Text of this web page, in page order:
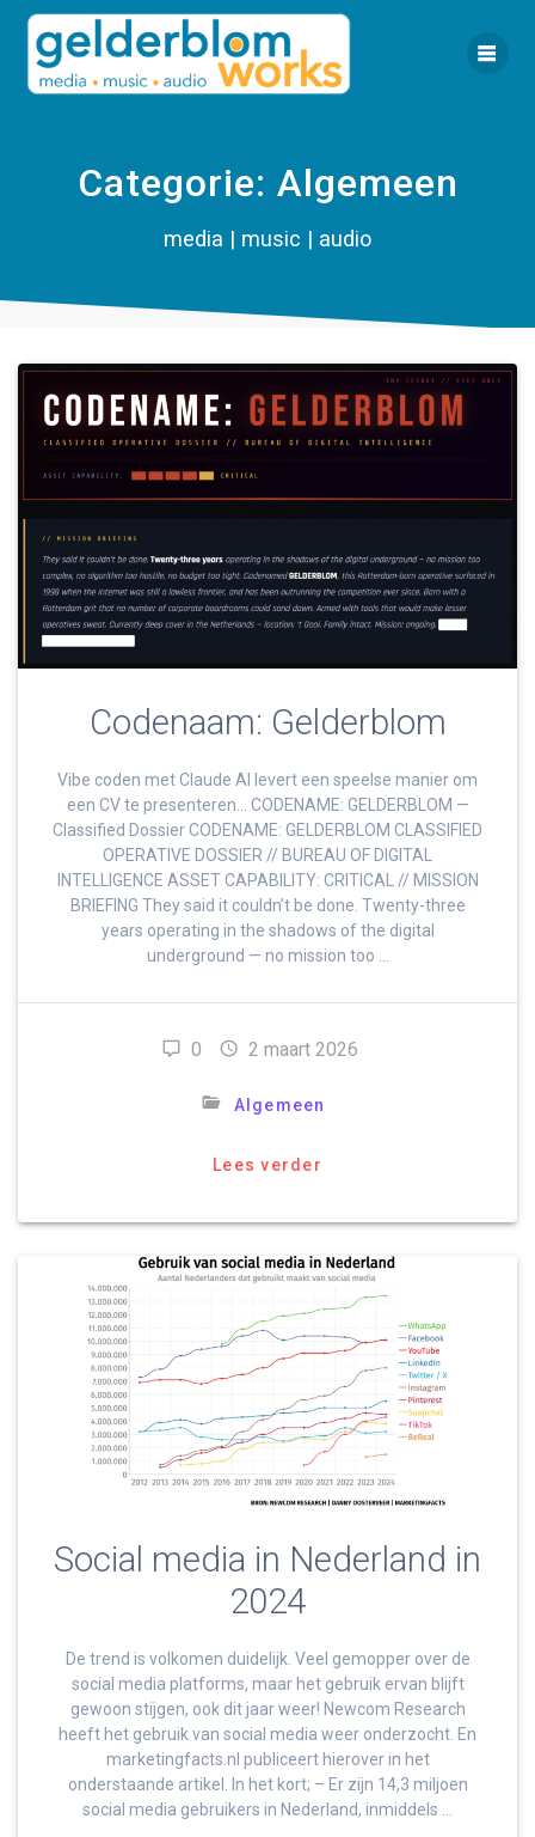
Ga
naar
de
inhoud
Categorie: Algemeen
media | music | audio
Codenaam: Gelderblom
Vibe coden met Claude AI levert een speelse manier om
een CV te presenteren… CODENAME: GELDERBLOM —
Classified Dossier CODENAME: GELDERBLOM CLASSIFIED
OPERATIVE DOSSIER // BUREAU OF DIGITAL
INTELLIGENCE ASSET CAPABILITY: CRITICAL // MISSION
BRIEFING They said it couldn’t be done. Twenty-three
years operating in the shadows of the digital
underground — no mission too …
0 2 maart 2026
Algemeen
Lees verder
Social media in Nederland in
2024
De trend is volkomen duidelijk. Veel gemopper over de
social media platforms, maar het gebruik ervan blijft
gewoon stijgen, ook dit jaar weer! Newcom Research
heeft het gebruik van social media weer onderzocht. En
marketingfacts.nl publiceert hierover in het
onderstaande artikel. In het kort; – Er zijn 14,3 miljoen
social media gebruikers in Nederland, inmiddels …